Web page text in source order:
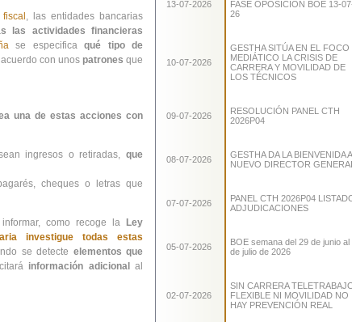
, las entidades bancarias
las actividades financieras
se especifica qué tipo de
acuerdo con unos patronesque
una de estas acciones con
ingresos o retiradas,que
cheques o letras que
como recoge la Ley
investigue todas estas
se detecte elementos que
información adicional
al
13-07-2026
FASE OPOSICIÓN BOE 13-
26
10-07-2026
GESTHA SITÚA EN EL FOCO
MEDIÁTICO LA CRISIS DE
CARRERA Y MOVILIDAD DE
LOS TÉCNICOS
09-07-2026
RESOLUCIÓN PANEL CTH
2026P04
08-07-2026
GESTHA DA LA BIENVENIDA
NUEVO DIRECTOR GENERAL
07-07-2026
PANEL CTH 2026P04
ADJUDICACIONES
05-07-2026
BOE semana del 29 de junio al
de julio de 2026
02-07-2026
SIN CARRERA
FLEXIBLE NI MOVILIDAD NO
HAY PREVENCIÓN REAL